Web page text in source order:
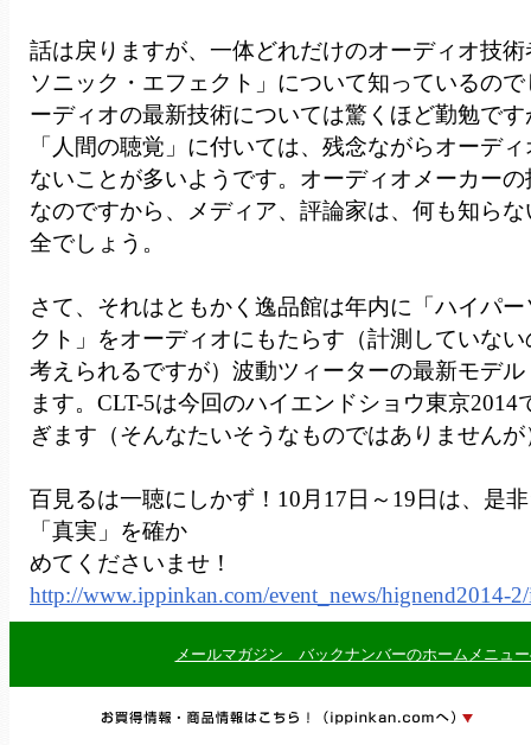
話は戻りますが、一体どれだけのオーディオ技
ソニック・エフェクト」について知っているの
ーディオの最新技術については驚くほど勤勉で
「人間の聴覚」に付いては、残念ながらオーデ
ないことが多いようです。オーディオメーカー
なのですから、メディア、評論家は、何も知ら
全でしょう。
さて、それはともかく逸品館は年内に「ハイパ
クト」をオーディオにもたらす（計測していな
考えられるですが）波動ツィーターの最新モデル
ます。CLT-5は今回のハイエンドショウ東京2014
ぎます（そんなたいそうなものではありませんが
百見るは一聴にしかず！10月17日～19日は、是
「真実」を確か
めてくださいませ！
http://www.ippinkan.com/event_news/hignend2014-
メールマガジン バックナンバーのホームメニュ